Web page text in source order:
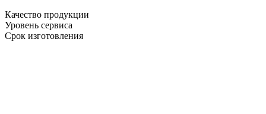
Качество продукции
Уровень сервиса
Срок изготовления